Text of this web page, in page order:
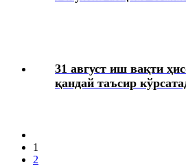
31 август иш вақти
қандай таъсир
1
2